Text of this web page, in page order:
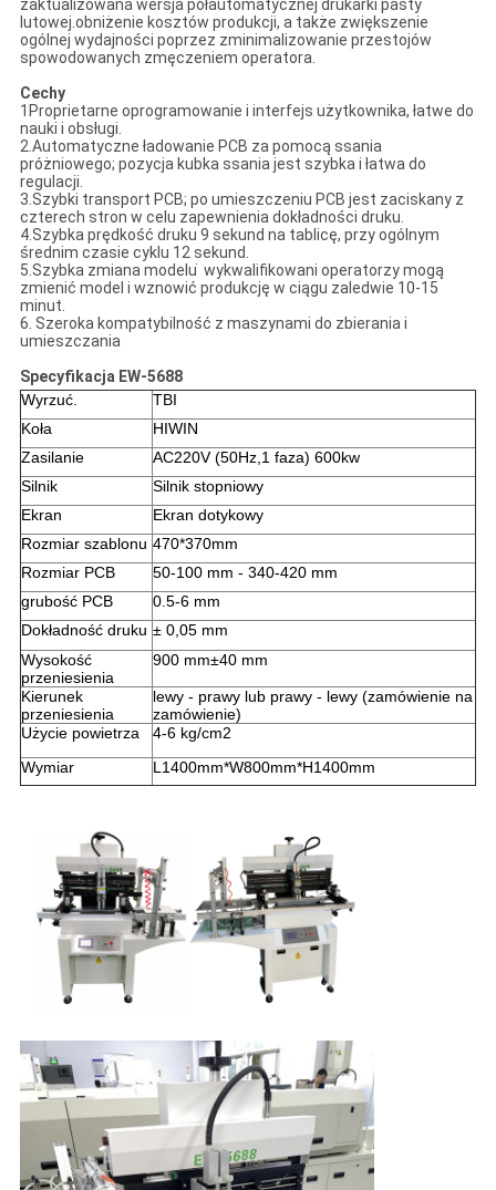
zaktualizowana wersja półautomatycznej drukarki pasty
lutowej.obniżenie kosztów produkcji, a także zwiększenie
ogólnej wydajności poprzez zminimalizowanie przestojów
spowodowanych zmęczeniem operatora.
Cechy
1Proprietarne oprogramowanie i interfejs użytkownika, łatwe do
nauki i obsługi.
2.Automatyczne ładowanie PCB za pomocą ssania
próżniowego; pozycja kubka ssania jest szybka i łatwa do
regulacji.
3.Szybki transport PCB; po umieszczeniu PCB jest zaciskany z
czterech stron w celu zapewnienia dokładności druku.
4.Szybka prędkość druku 9 sekund na tablicę, przy ogólnym
średnim czasie cyklu 12 sekund.
5.Szybka zmiana modelu ̇ wykwalifikowani operatorzy mogą
zmienić model i wznowić produkcję w ciągu zaledwie 10-15
minut.
6. Szeroka kompatybilność z maszynami do zbierania i
umieszczania
Specyfikacja EW-5688
Wyrzuć.
TBI
Koła
HIWIN
Zasilanie
AC220V (50Hz,1 faza) 600kw
Silnik
Silnik stopniowy
Ekran
Ekran dotykowy
Rozmiar szablonu 470*370mm
Rozmiar PCB
50-100 mm - 340-420 mm
grubość PCB
0.5-6 mm
Dokładność druku ± 0,05 mm
Wysokość
przeniesienia
900 mm±40 mm
Kierunek
przeniesienia
lewy - prawy lub prawy - lewy (zamówienie na
zamówienie)
Użycie powietrza
4-6 kg/cm2
Wymiar
L1400mm*W800mm*H1400mm